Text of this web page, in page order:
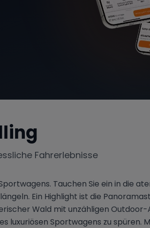
Fahrerlebnisse
Tauchen Sie ein in die
Ein Highlight ist die
Wald mit unzähligen
luxuriösen Sportwagens zu spüren.